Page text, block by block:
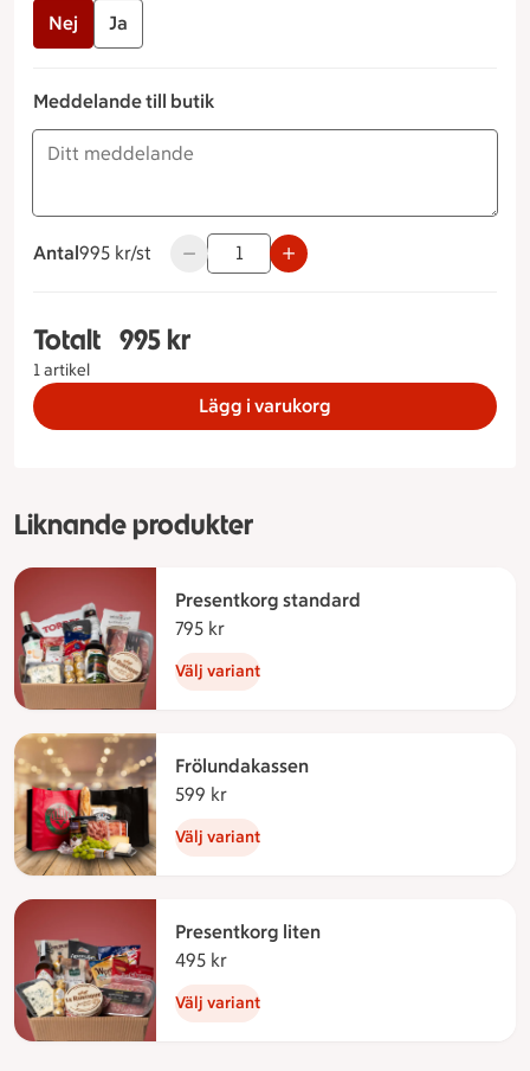
Nej Ja
Meddelande till butik
Antal
995 kronor styck
995 kr/st Använd knapparna för att minska eller
Totalt
1 artikel
Totalt 1 stycken Presentkorg Stor Går det bra
995 kr
Lägg i varukorg
Liknande produkter
Presentkorg standard
795 kr
Välj variant
Frölundakassen
599 kr
Välj variant
Presentkorg liten
495 kr
Välj variant